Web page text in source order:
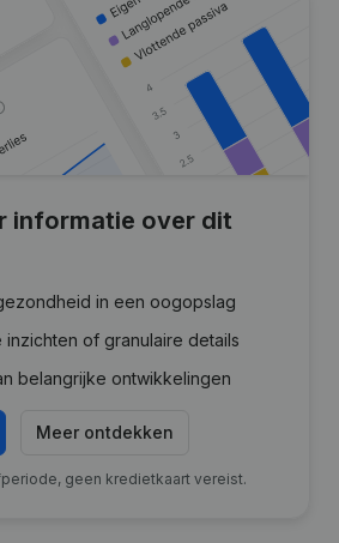
informatie over dit
in een oogopslag
inzichten of granulaire details
belangrijke ontwikkelingen
Meer ontdekken
geen kredietkaart vereist.